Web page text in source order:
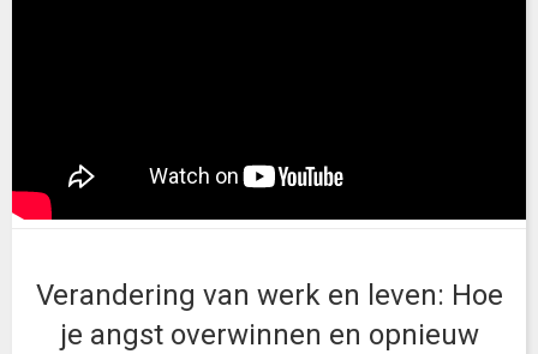
Verandering van werk en leven: Hoe
je angst overwinnen en opnieuw